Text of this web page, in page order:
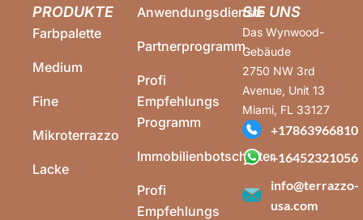
PRODUKTE
Farbpalette
Medium
Fine
Mikroterrazzo
Lacke
Anwendungsdienste
Partnerprogramm
Profi
Empfehlungs
Programm
Immobilienbotschafter
Profi
Empfehlungs
SIE UNS
Das Wynwood-
Gebäude
2750 NW 3rd
Avenue, Unit 13
Miami, FL 33127
+17863966810
+16452321056
info@terrazzo-
usa.com